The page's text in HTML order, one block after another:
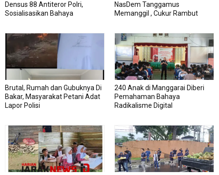
Densus 88 Antiteror Polri,
Sosialisasikan Bahaya
(IRET), Pada 339 siswa kelas XI
dan XII MAN Manggarai Barat
NasDem Tanggamus
Memanggil , Cukur Rambut
Brutal, Rumah dan Gubuknya Di
Bakar, Masyarakat Petani Adat
Lapor Polisi
240 Anak di Manggarai Diberi
Pemahaman Bahaya
Radikalisme Digital